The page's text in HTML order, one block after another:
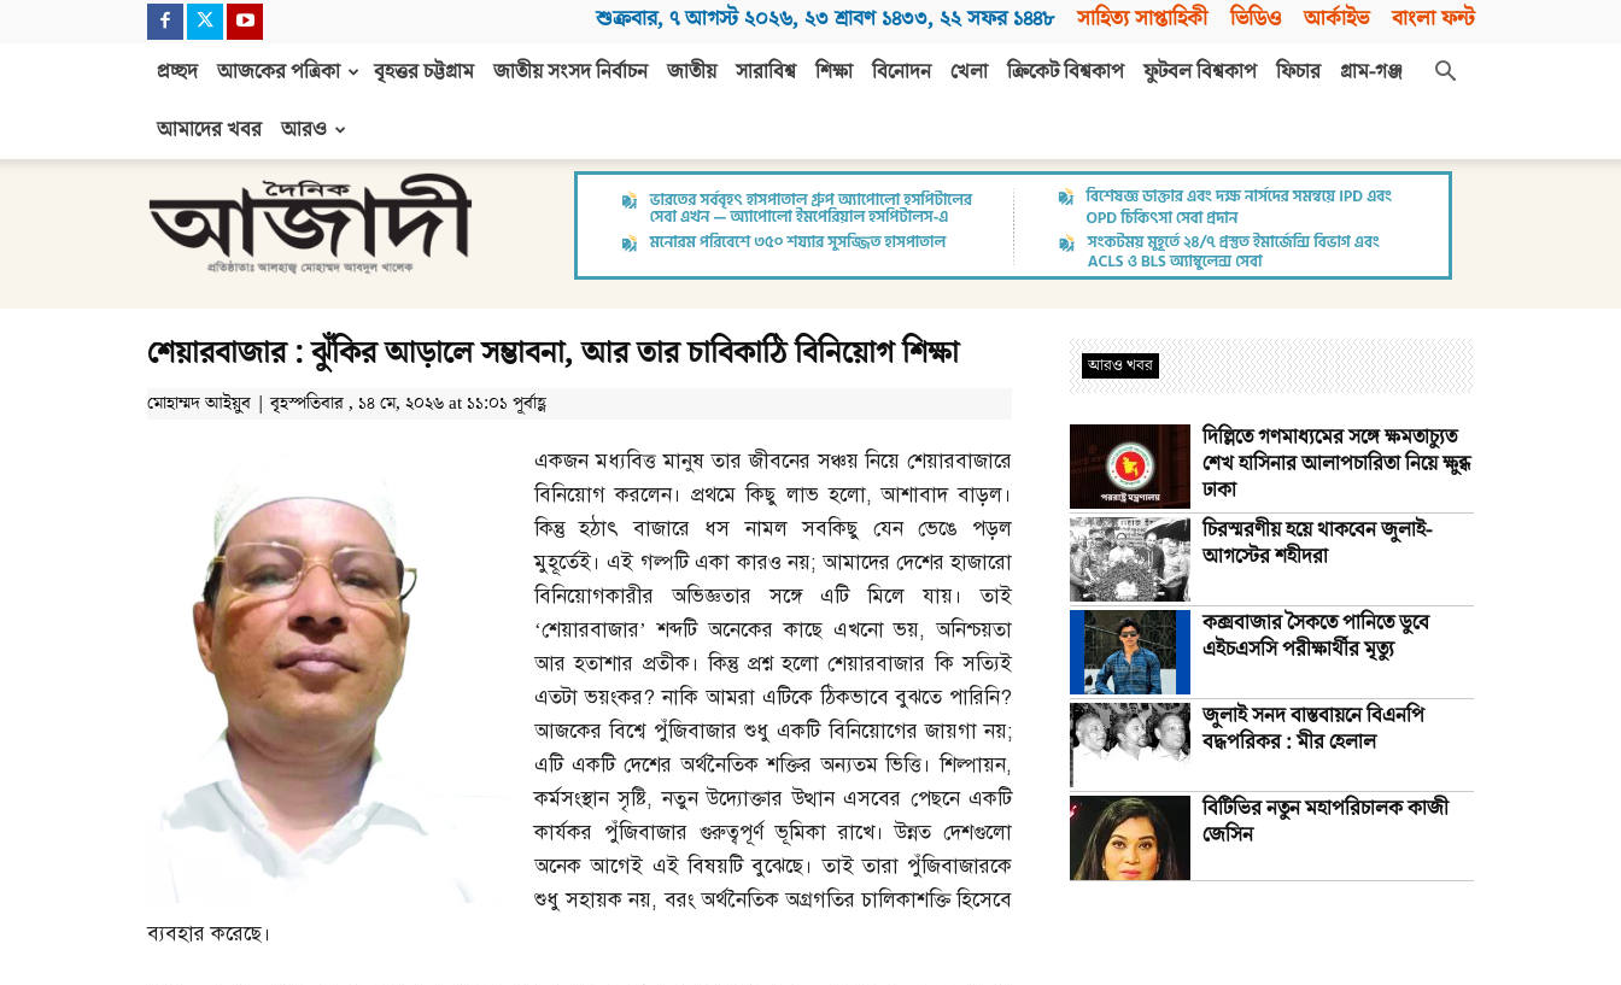
শুক্রবার, ৭ আগস্ট ২০২৬, ২৩ শ্রাবণ ১৪৩৩, ২২ সফর ১৪৪৮ সাহিত্য সাপ্তাহিকী ভিডিও আর্কাইভ বাংলা ফন্ট
প্রচ্ছদ আজকের পত্রিকা বৃহত্তর চট্টগ্রাম জাতীয় সংসদ নির্বাচন জাতীয় সারাবিশ্ব শিক্ষা বিনোদন খেলা ক্রিকেট বিশ্বকাপ ফুটবল বিশ্বকাপ ফিচার
গ্রাম-গঞ্জ
আমাদের খবর
আরও
আজাদী
শেয়ারবাজার : ঝুঁকির আড়ালে সম্ভাবনা, আর তার চাবিকাঠি বিনিয়োগ শিক্ষা
মোহাম্মদ আইয়ুব | বৃহস্পতিবার , ১৪ মে, ২০২৬ at ১১:০১ পূর্বাহ্ণ
একজন মধ্যবিত্ত মানুষ তার জীবনের সঞ্চয় নিয়ে শেয়ারবাজারে
বিনিয়োগ করলেন। প্রথমে কিছু লাভ হলো,আশাবাদ বাড়ল।
কিন্তু হঠাৎ বাজারে ধস নামল সবকিছু যেন ভেঙে পড়ল
মুহূর্তেই। এই গল্পটি একা কারও নয়;আমাদের দেশের হাজারো
বিনিয়োগকারীর অভিজ্ঞতার সঙ্গে এটি মিলে যায়। তাই
‘শেয়ারবাজার’ শব্দটি অনেকের কাছে এখনো ভয়,অনিশ্চয়তা
আর হতাশার প্রতীক। কিন্তু প্রশ্ন হলো শেয়ারবাজার কি সত্যিই
এতটা ভয়ংকর?নাকি আমরা এটিকে ঠিকভাবে বুঝতে পারিনি?
আজকের বিশ্বে পুঁজিবাজার শুধু একটি বিনিয়োগের জায়গা নয়;
এটি একটি দেশের অর্থনৈতিক শক্তির অন্যতম ভিত্তি। শিল্পায়ন,
কর্মসংস্থান সৃষ্টি,নতুন উদ্যোক্তার উত্থান এসবের পেছনে একটি
কার্যকর পুঁজিবাজার গুরুত্বপূর্ণ ভূমিকা রাখে। উন্নত দেশগুলো
অনেক আগেই এই বিষয়টি বুঝেছে। তাই তারা পুঁজিবাজারকে
শুধু সহায়ক নয়,বরং অর্থনৈতিক অগ্রগতির চালিকাশক্তি হিসেবে
ব্যবহার করেছে।
আরও খবর
দিল্লিতে গণমাধ্যমের সঙ্গে ক্ষমতাচ্যুত
শেখ হাসিনার আলাপচারিতা নিয়ে ক্ষুব্ধ
ঢাকা
চিরস্মরণীয় হয়ে থাকবেন জুলাই-
আগস্টের শহীদরা
কক্সবাজার সৈকতে পানিতে ডুবে
এইচএসসি পরীক্ষার্থীর মৃত্যু
জুলাই সনদ বাস্তবায়নে বিএনপি
বদ্ধপরিকর : মীর হেলাল
বিটিভির নতুন মহাপরিচালক কাজী
জেসিন